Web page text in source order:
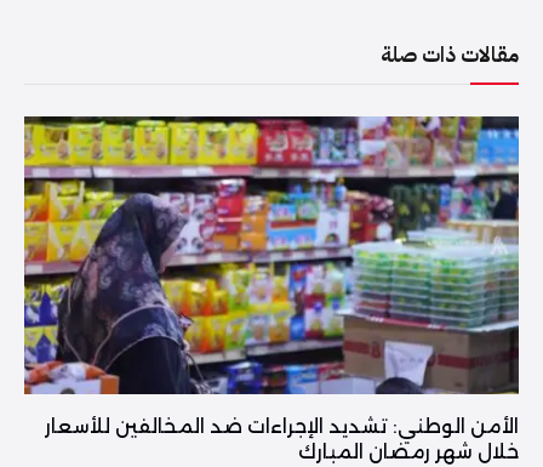
مقالات ذات صلة
الأمن الوطني: تشديد الإجراءات ضد المخالفين للأسعار
خلال شهر رمضان المبارك